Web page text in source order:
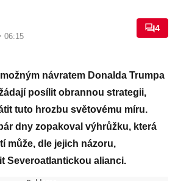
· 06:15
4
návratem Donalda Trumpa
posílit obrannou strategii,
tuto hrozbu světovému míru.
dny zopakoval výhrůžku, která
může, dle jejich názoru,
Severoatlantickou alianci.